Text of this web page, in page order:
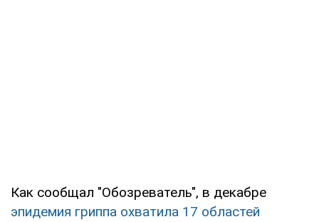
Как сообщал "Обозреватель", в декабре
эпидемия гриппа охватила 17 областей